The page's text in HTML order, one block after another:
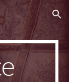
to navigation